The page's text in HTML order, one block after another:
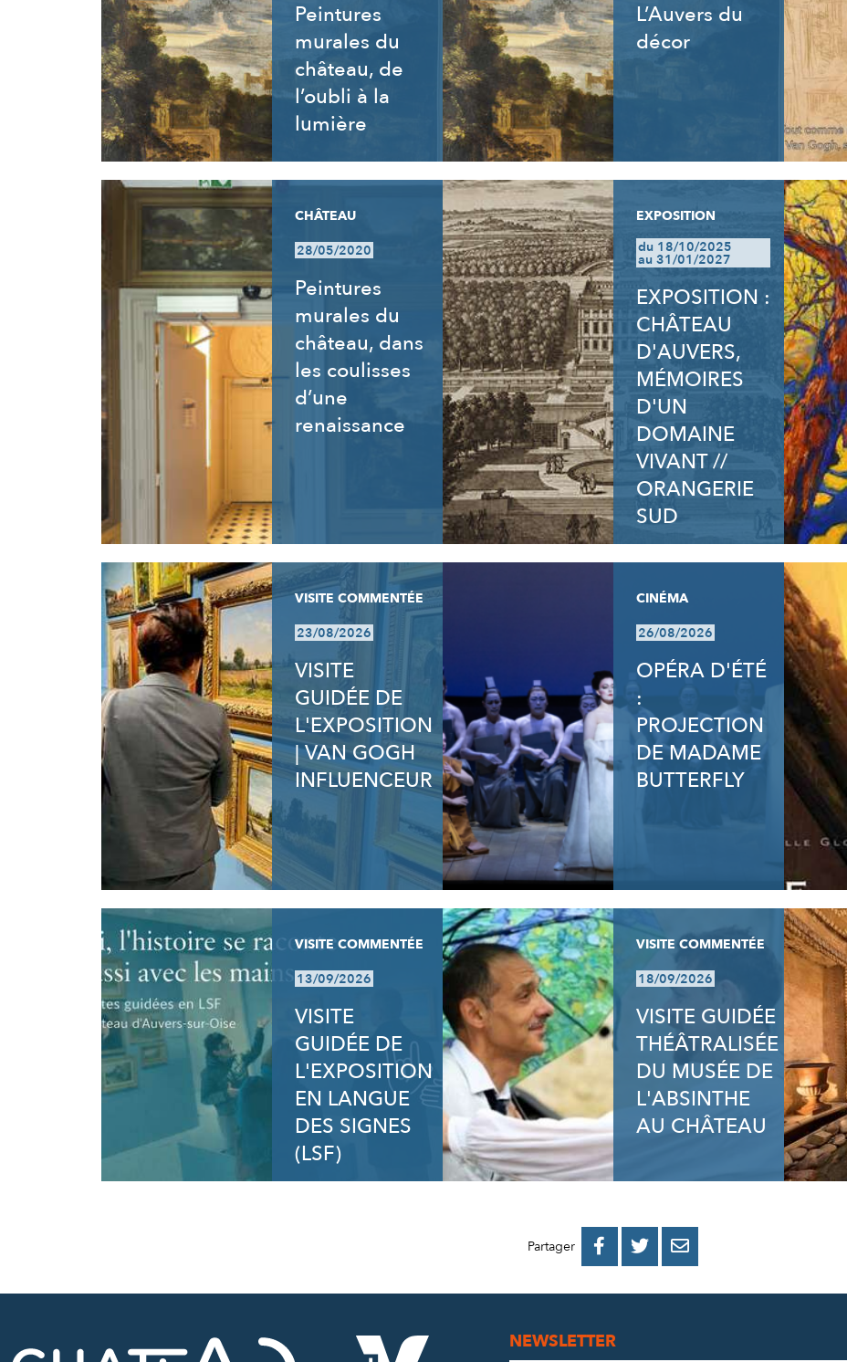
Peintures
murales du
château, de
l’oubli à la
lumière
L’Auvers du
décor
CHÂTEAU
28/05/2020
Peintures
murales du
château, dans
les coulisses
d’une
renaissance
EXPOSITION
du 18/10/2025
au 31/01/2027
EXPOSITION :
CHÂTEAU
D'AUVERS,
MÉMOIRES
D'UN
DOMAINE
VIVANT //
ORANGERIE
SUD
VISITE COMMENTÉE
23/08/2026
VISITE
GUIDÉE DE
L'EXPOSITION
| VAN GOGH
INFLUENCEUR
CINÉMA
26/08/2026
OPÉRA D'ÉTÉ
:
PROJECTION
DE MADAME
BUTTERFLY
VISITE COMMENTÉE
13/09/2026
VISITE
GUIDÉE DE
L'EXPOSITION
EN LANGUE
DES SIGNES
(LSF)
VISITE COMMENTÉE
18/09/2026
VISITE GUIDÉE
THÉÂTRALISÉE
DU MUSÉE DE
L'ABSINTHE
AU CHÂTEAU
Partager 
PARTAGER
PARTAGER
PARTAGER
NEWSLETTER